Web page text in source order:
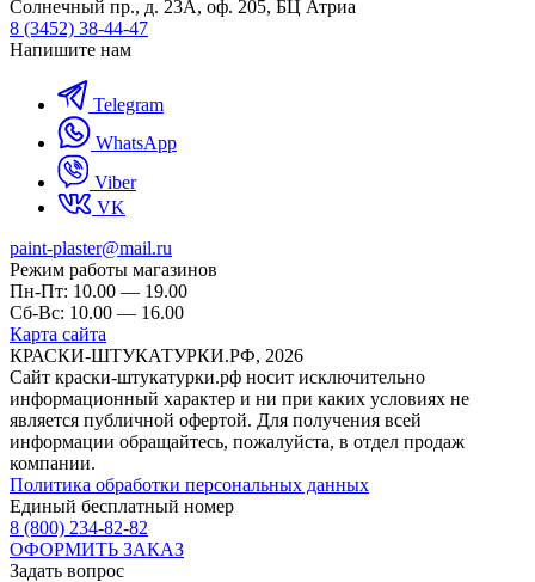
Солнечный пр., д. 23А, оф. 205, БЦ Атриа
8 (3452) 38-44-47
Напишите нам
Telegram
WhatsApp
Viber
VK
paint-plaster@mail.ru
Режим работы магазинов
Пн-Пт: 10.00 — 19.00
Сб-Вс: 10.00 — 16.00
Карта сайта
КРАСКИ-ШТУКАТУРКИ.РФ, 2026
Cайт краски-штукатурки.рф носит исключительно
информационный характер и ни при каких условиях не
является публичной офертой. Для получения всей
информации обращайтесь, пожалуйста, в отдел продаж
компании.
Политика обработки персональных данных
Единый бесплатный номер
8 (800) 234-82-82
ОФОРМИТЬ ЗАКАЗ
Задать вопрос